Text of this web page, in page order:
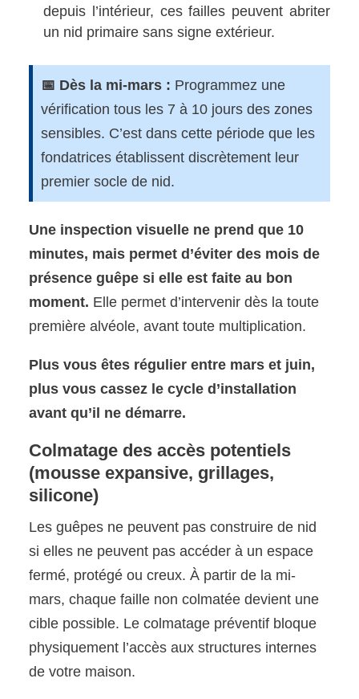
depuis l’intérieur, ces failles peuvent abriter
un nid primaire sans signe extérieur.
📅 Dès la mi-mars : Programmez une
vérification tous les 7 à 10 jours des zones
sensibles. C’est dans cette période que les
fondatrices établissent discrètement leur
premier socle de nid.
Une inspection visuelle ne prend que 10
minutes, mais permet d’éviter des mois de
présence guêpe si elle est faite au bon
moment. Elle permet d’intervenir dès la toute
première alvéole, avant toute multiplication.
Plus vous êtes régulier entre mars et juin,
plus vous cassez le cycle d’installation
avant qu’il ne démarre.
Colmatage des accès potentiels
(mousse expansive, grillages,
silicone)
Les guêpes ne peuvent pas construire de nid
si elles ne peuvent pas accéder à un espace
fermé, protégé ou creux. À partir de la mi-
mars, chaque faille non colmatée devient une
cible possible. Le colmatage préventif bloque
physiquement l’accès aux structures internes
de votre maison.